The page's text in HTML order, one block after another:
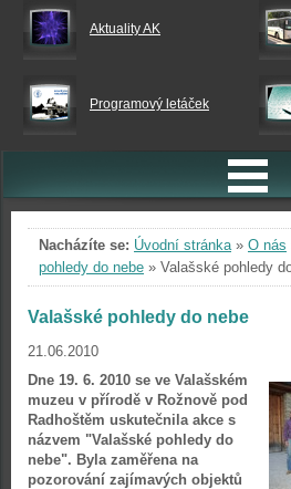
Aktuality AK
Programový letáček
Nacházíte se: Úvodní stránka» O nás
pohledy do nebe » Valašské pohledy
Valašské pohledy do nebe
21.06.2010
Dne 19. 6. 2010 se ve Valašském
muzeu v přírodě v Rožnově pod
Radhoštěm uskutečnila akce s
názvem "Valašské pohledy do
nebe". Byla zaměřena na
pozorování zajímavých objektů